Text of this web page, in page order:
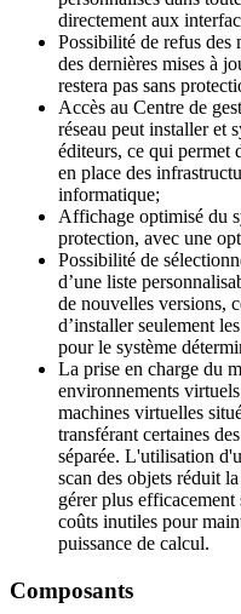
directement aux
Possibilité de refus des
des dernières mises à
restera pas sans
Accès au Centre de
réseau peut installer et
éditeurs, ce qui permet
en place des
informatique;
Affichage optimisé du
protection, avec une
Possibilité de
d’une liste
de nouvelles versions,
d’installer seulement
pour le système
La prise en charge du
environnements
machines virtuelles
transférant certaines
séparée. L'utilisation
scan des objets réduit
gérer plus efficacement
coûts inutiles pour
puissance de calcul.
Composants